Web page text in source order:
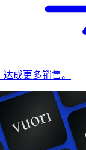
成更多销售。